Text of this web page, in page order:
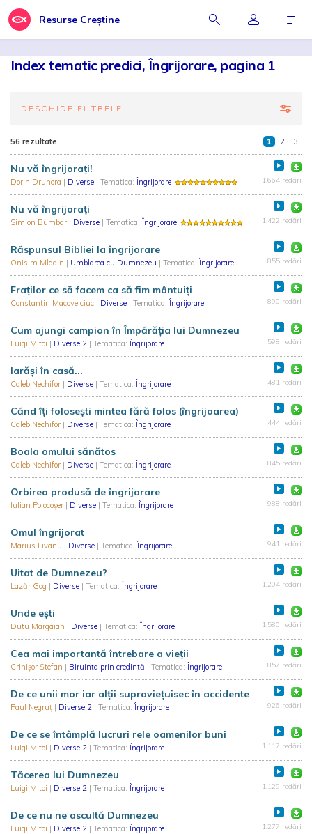
Resurse Creștine
Index tematic predici, Îngrijorare, pagina 1
DESCHIDE FILTRELE
56 rezultate 1 2 3
Nu vă îngrijorați!
Dorin Druhora | Diverse | Tematica: Îngrijorare 1.664 redări
Nu vă îngrijorați
Simion Bumbar | Diverse | Tematica: Îngrijorare 1.422 redări
Răspunsul Bibliei la îngrijorare
Onisim Mladin | Umblarea cu Dumnezeu | Tematica: Îngrijorare 855 redări
Fraţilor ce să facem ca să fim mântuiţi
Constantin Macoveiciuc | Diverse | Tematica: Îngrijorare 890 redări
Cum ajungi campion în Împărăția lui Dumnezeu
Luigi Mitoi | Diverse 2 | Tematica: Îngrijorare 598 redări
Iarăși în casă...
Caleb Nechifor | Diverse | Tematica: Îngrijorare 481 redări
Cănd îți folosești mintea fără folos (îngrijoarea)
Caleb Nechifor | Diverse | Tematica: Îngrijorare 444 redări
Boala omului sănătos
Caleb Nechifor | Diverse | Tematica: Îngrijorare 845 redări
Orbirea produsă de îngrijorare
Iulian Polocoșer | Diverse | Tematica: Îngrijorare 988 redări
Omul îngrijorat
Marius Livanu | Diverse | Tematica: Îngrijorare 941 redări
Uitat de Dumnezeu?
Lazăr Gog | Diverse | Tematica: Îngrijorare 1.204 redări
Unde ești
Dutu Margaian | Diverse | Tematica: Îngrijorare 1.580 redări
Cea mai importantă întrebare a vieții
Crinișor Ștefan | Biruința prin credință | Tematica: Îngrijorare 857 redări
De ce unii mor iar alții supraviețuisec în accidente
Paul Negruț | Diverse 2 | Tematica: Îngrijorare 926 redări
De ce se întâmplă lucruri rele oamenilor buni
Luigi Mitoi | Diverse 2 | Tematica: Îngrijorare 1.117 redări
Tăcerea lui Dumnezeu
Luigi Mitoi | Diverse 2 | Tematica: Îngrijorare 1.129 redări
De ce nu ne ascultă Dumnezeu
Luigi Mitoi | Diverse 2 | Tematica: Îngrijorare 1.277 redări